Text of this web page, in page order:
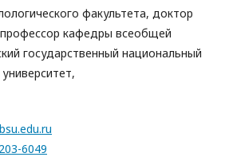
факультета, доктор
профессор кафедры всеобщей
государственный национальный
6049